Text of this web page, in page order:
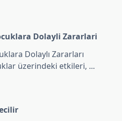
Dolayli Zararlari
Dolaylı Zararları
üzerindeki etkileri, ...